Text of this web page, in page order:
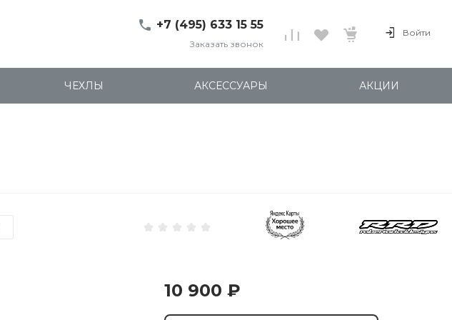
+7 (495) 633 15 55
Правды, д. 24с7
Пн-Пт: 11:00-20:00
Заказать звонок
Войти
ЧЕХЛЫ АКСЕССУАРЫ АКЦИИ
10 900 ₽